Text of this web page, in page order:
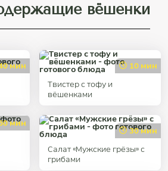
вёшенки
мин 10 мин
Твистер с тофу и
вёшенками
мин
30 мин
Салат «‎Мужские грёзы»‎ с
грибами